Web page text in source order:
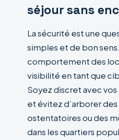
séjour sans
La sécurité est une
simples et de bon
comportement des
visibilité en tant que
Soyez discret avec
et évitez d’arborer
ostentatoires ou des
dans les quartiers